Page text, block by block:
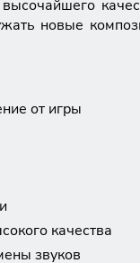
новые
от игры
качества
звуков